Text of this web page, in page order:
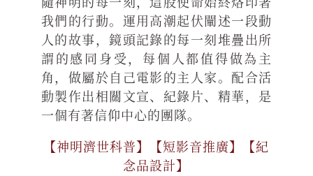
我們的行動。運用高潮起伏闡述一段動
人的故事，鏡頭記錄的每一刻堆疊出所
謂的感同身受，每個人都值得做為主
角，做屬於自己電影的主人家。配合活
動製作出相關文宣、紀錄片、精華，是
一個有著信仰中心的團隊。
【神明濟世科普】【短影音推廣】【紀
念品設計】